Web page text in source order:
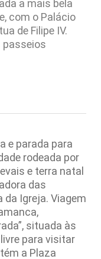
a mais bela
com o Palácio
de Filipe IV.
passeios
e parada para
rodeada por
e terra natal
das
da Igreja. Viagem
situada às
para visitar
a Plaza